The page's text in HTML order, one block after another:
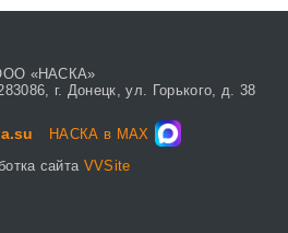
«НАСКА»
г. Донецк, ул. Горького, д. 38
НАСКА в MAX
сайта VVSite